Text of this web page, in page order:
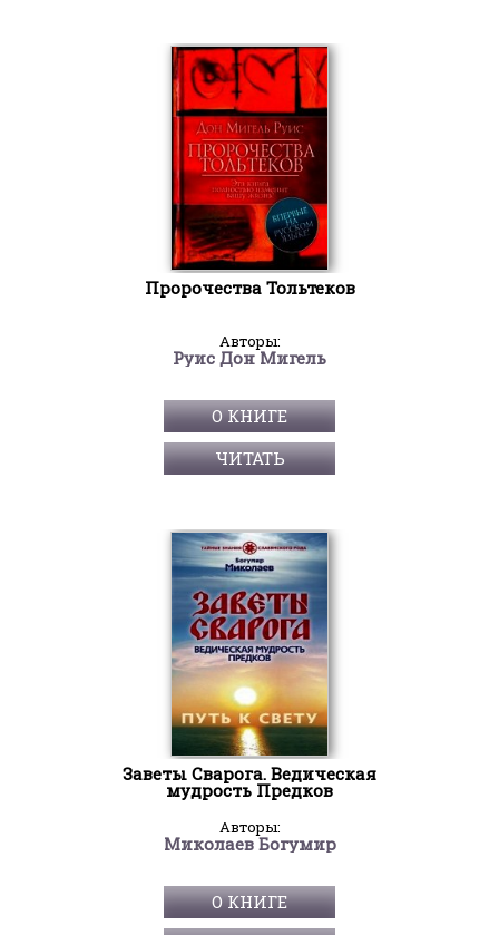
Пророчества Тольтеков
Авторы:
Руис Дон Мигель
О КНИГЕ
ЧИТАТЬ
Заветы Сварога. Ведическая
мудрость Предков
Авторы:
Миколаев Богумир
О КНИГЕ